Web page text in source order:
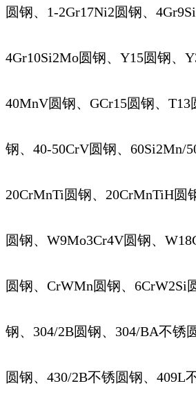
圆钢、1-2Gr17Ni2圆钢、
4Gr10Si2Mo圆钢、Y15圆钢、
40MnV圆钢、GCr15圆钢、T13
钢、40-50CrV圆钢、60Si2Mn/
20CrMnTi圆钢、20CrMnTiH圆
圆钢、W9Mo3Cr4V圆钢、
圆钢、CrWMn圆钢、6CrW2Si
钢、304/2B圆钢、304/BA不锈
圆钢、430/2B不锈圆钢、409L